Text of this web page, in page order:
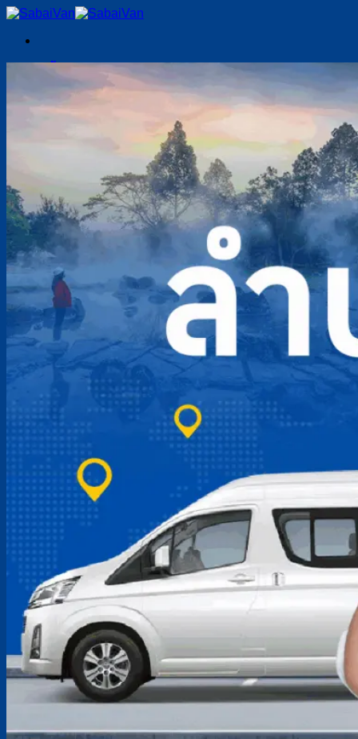
Skip
content
หน้าแรก
เช่ารถตู้พร้อมคนขับ
ลำพูน
พิษณุโลก
พะเยา
แม่ฮ่องสอน
บทความ
เกี่ยวกับเรา
ติดต่อเรา
ติดต่อสอบถามเพิ่มเติม
063-096-4955
line